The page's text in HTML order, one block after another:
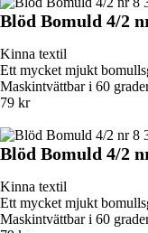
Blöd Bomuld 4/2
Kinna textil
Ett mycket mjukt
Maskintvättbar i 60
79 kr
Blöd Bomuld 4/2
Kinna textil
Ett mycket mjukt
Maskintvättbar i 60